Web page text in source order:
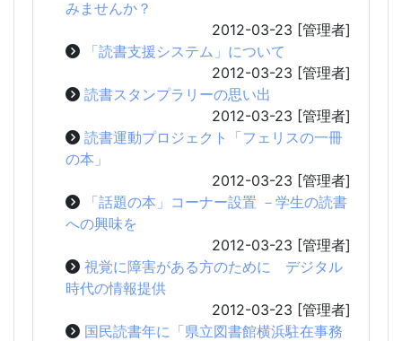
みませんか？
2012-03-23 [管理者]
「読書支援システム」について
2012-03-23 [管理者]
読書スタンプラリーの思い出
2012-03-23 [管理者]
読書運動プロジェクト「フェリスの一冊
の本」
2012-03-23 [管理者]
「話題の本」コーナー設置 －学生の読書
への興味を
2012-03-23 [管理者]
視覚に障害がある方のために デジタル
時代の情報提供
2012-03-23 [管理者]
国民読書年に「県立図書館横浜駐在事務